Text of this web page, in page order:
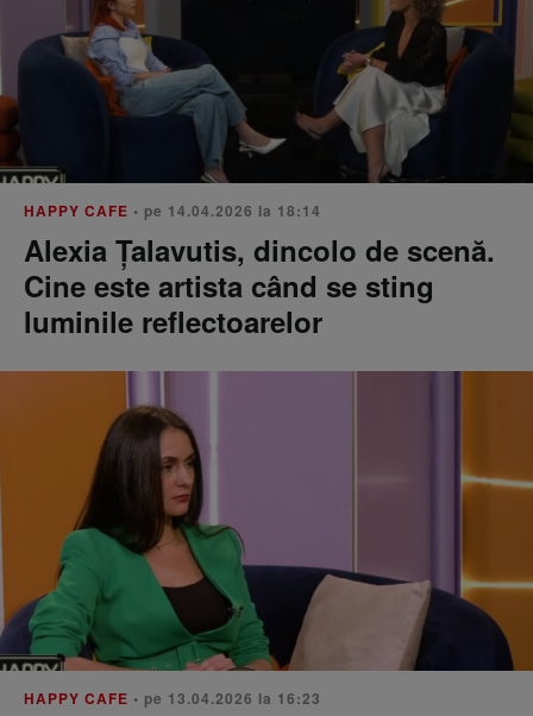
HAPPY CAFE • pe 14.04.2026 la 18:14
Alexia Țalavutis, dincolo de scenă.
Cine este artista când se sting
luminile reflectoarelor
HAPPY CAFE • pe 13.04.2026 la 16:23